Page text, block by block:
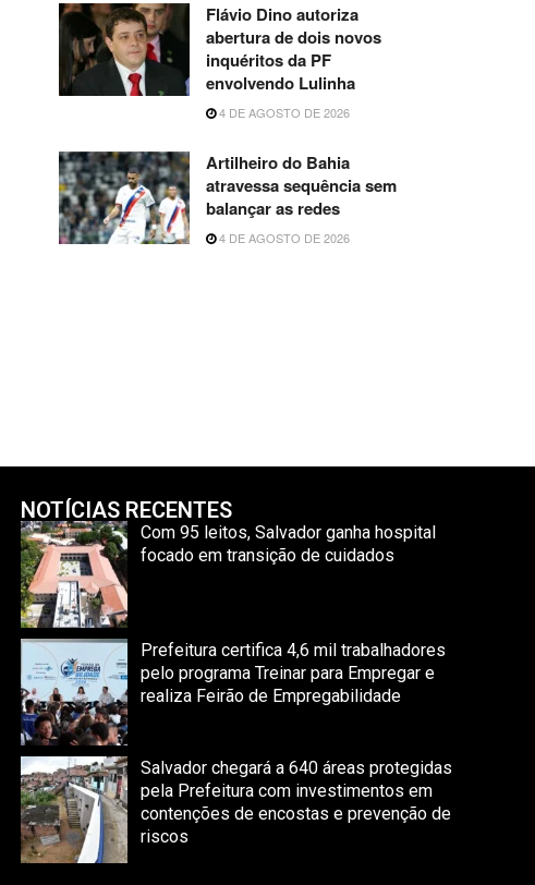
Flávio Dino autoriza
abertura de dois novos
inquéritos da PF
envolvendo Lulinha
4 DE AGOSTO DE 2026
Artilheiro do Bahia
atravessa sequência sem
balançar as redes
4 DE AGOSTO DE 2026
NOTÍCIAS RECENTES
Com 95 leitos, Salvador ganha hospital
focado em transição de cuidados
Prefeitura certifica 4,6 mil trabalhadores
pelo programa Treinar para Empregar e
realiza Feirão de Empregabilidade
Salvador chegará a 640 áreas protegidas
pela Prefeitura com investimentos em
contenções de encostas e prevenção de
riscos